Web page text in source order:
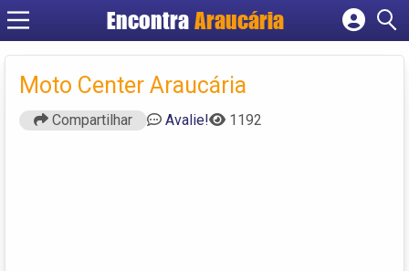
EncontraAraucária
Cadastrar empresa
Criar conta
Moto Center Araucária
Compartilhar Avalie! 1192